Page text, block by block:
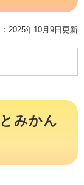
2025年10月9日更新
みかん